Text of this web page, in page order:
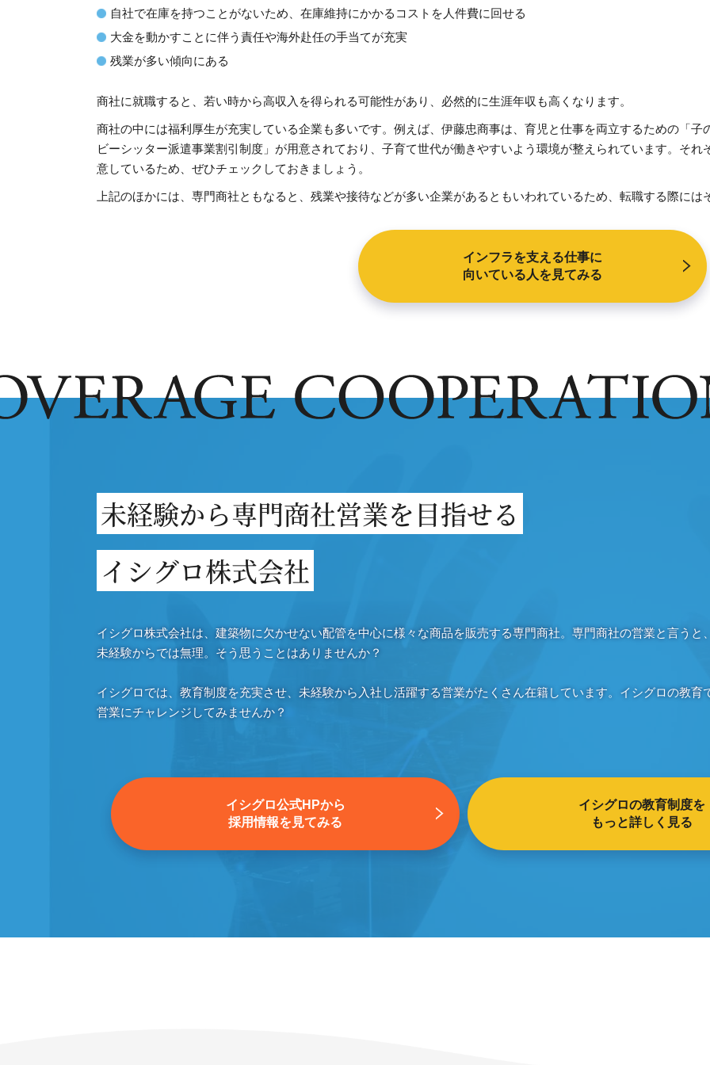
自社で在庫を持つことがないため、在庫維持にかかるコストを人件費に回せる
大金を動かすことに伴う責任や海外赴任の手当てが充実
残業が多い傾向にある
商社に就職すると、若い時から高収入を得られる可能性があり、必然的に生涯年収も高くなります。
商社の中には福利厚生が充実している企業も多いです。例えば、伊藤忠商事は、育児と仕事を両立するための「
ビーシッター派遣事業割引制度」が用意されており、子育て世代が働きやすいよう環境が整えられています。そ
意しているため、ぜひチェックしておきましょう。
上記のほかには、専門商社ともなると、残業や接待などが多い企業があるともいわれているため、転職する際に
インフラを支える仕事に
向いている人を見てみる
未経験から専門商社営業を目指せる
イシグロ株式会社
イシグロ株式会社は、建築物に欠かせない配管を中心に様々な商品を販売する専門商社。専門商社の営業と言うと
未経験からでは無理。そう思うことはありませんか？
イシグロでは、教育制度を充実させ、未経験から入社し活躍する営業がたくさん在籍しています。イシグロの教育
営業にチャレンジしてみませんか？
イシグロ公式HPから
採用情報を見てみる
イシグロの教育制度を
もっと詳しく見る